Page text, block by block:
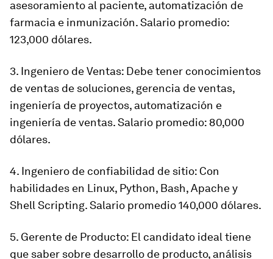
asesoramiento al paciente, automatización de
farmacia e inmunización. Salario promedio:
123,000 dólares.
3. Ingeniero de Ventas: Debe tener conocimientos
de ventas de soluciones, gerencia de ventas,
ingeniería de proyectos, automatización e
ingeniería de ventas. Salario promedio: 80,000
dólares.
4. Ingeniero de confiabilidad de sitio: Con
habilidades en Linux, Python, Bash, Apache y
Shell Scripting. Salario promedio 140,000 dólares.
5. Gerente de Producto: El candidato ideal tiene
que saber sobre desarrollo de producto, análisis